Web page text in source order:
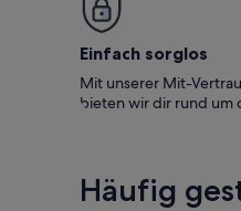
Einfach sorglos
Mit unserer Mit-
bieten wir dir rund um
Häufig